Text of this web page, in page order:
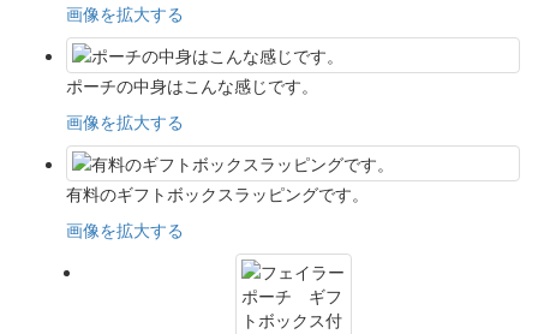
画像を拡大する
ポーチの中身はこんな感じです。
画像を拡大する
有料のギフトボックスラッピングです。
画像を拡大する